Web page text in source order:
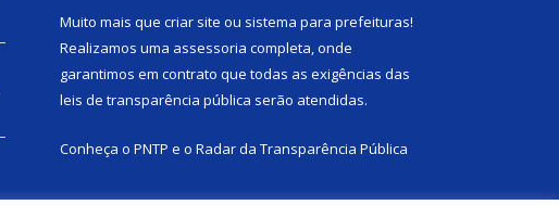
Muito mais que criar site ou sistema para prefeituras!
Realizamos uma assessoria completa, onde
garantimos em contrato que todas as exigências das
leis de transparência pública serão atendidas.
Conheça o PNTP e o Radar da Transparência Pública